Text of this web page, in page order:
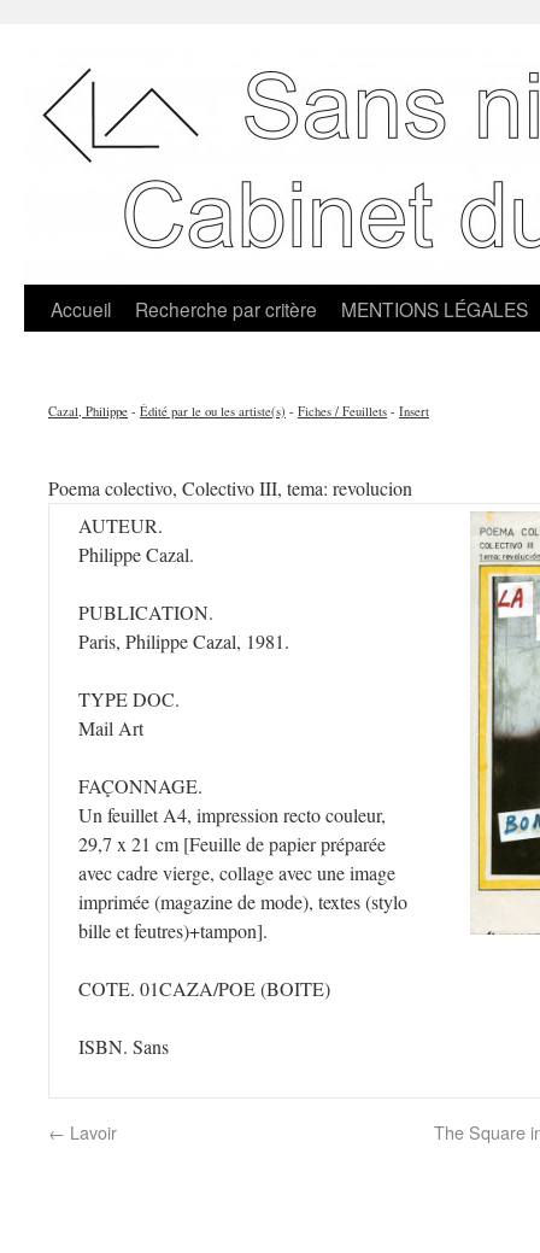
Accueil Recherche par critère MENTIONS LÉGALES
Cazal, Philippe - Édité par le ou les artiste(s) - Fiches / Feuillets - Insert
Poema colectivo, Colectivo III, tema: revolucion
AUTEUR.
Philippe Cazal.
PUBLICATION.
Paris, Philippe Cazal, 1981.
TYPE DOC.
Mail Art
FAÇONNAGE.
Un feuillet A4, impression recto couleur,
29,7 x 21 cm [Feuille de papier préparée
avec cadre vierge, collage avec une image
imprimée (magazine de mode), textes (stylo
bille et feutres)+tampon].
COTE. 01CAZA/POE(BOITE)
ISBN. Sans
← Lavoir The Square